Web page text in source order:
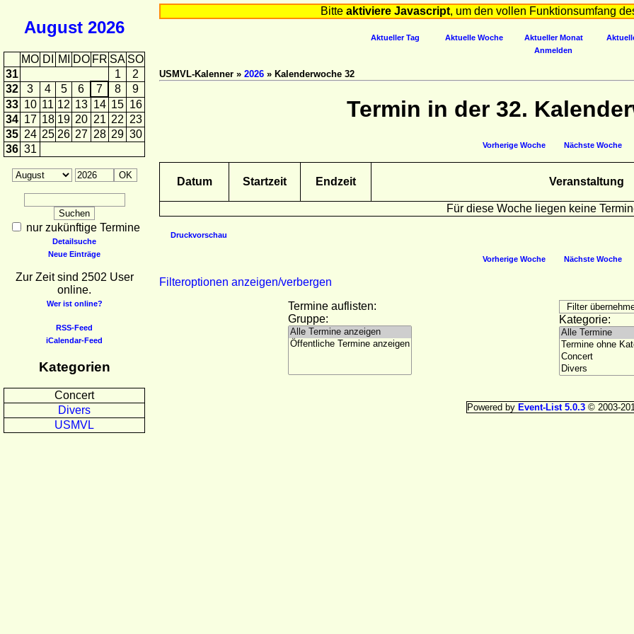
August 2026
MO DI MI DO FR SA SO
31
1
2
32
3 4 5 6 7 8
9
33 10 11 12 13 14 15 16
34 17 18 19 20 21 22 23
35 24 25 26 27 28 29 30
36 31
nur zukünftige Termine
Detailsuche
Neue Einträge
Zur Zeit sind 2502 User
online.
Wer ist online?
RSS-Feed
iCalendar-Feed
Kategorien
Concert
Divers
USMVL
Bitte aktiviere Javascript, um den vollen Funktionsumfang
Aktueller Tag Aktuelle Woche Aktueller Monat
Anmelden
USMVL-Kalenner » 2026 » Kalenderwoche 32
Termin in der 32.
Vorherige Woche Nächste Woche
Datum Startzeit Endzeit Veranstaltung
Für diese Woche liegen keine
Druckvorschau
Vorherige Woche Nächste Woche
Filteroptionen anzeigen/verbergen
Termine auflisten:
Gruppe:
Kategorie:
Powered by Event-List 5.0.3© 2003-